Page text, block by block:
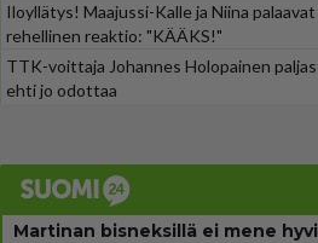
Iloyllätys! Maajussi-Kalle ja Niina
rehellinen reaktio: "KÄÄKS!"
TTK-voittaja Johannes Holopainen
ehti jo odottaa
Martinan bisneksillä ei mene